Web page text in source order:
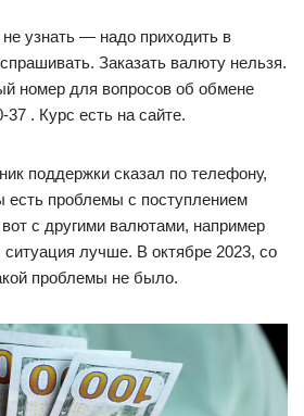
узнать — надо приходить в
Заказать валюту нельзя.
номер для вопросов об обмене
. Курс есть на сайте.
поддержки сказал по телефону,
есть проблемы с поступлением
с другими валютами, например
лучше. В октябре 2023, со
проблемы не было.